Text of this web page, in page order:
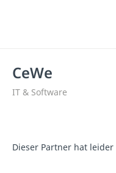
CeWe
IT & Software
Dieser Partner hat